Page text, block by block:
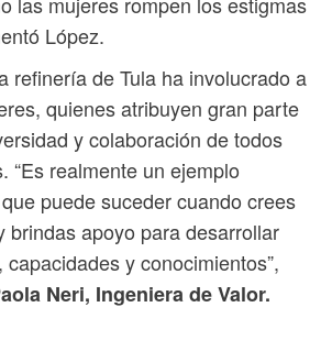
López.
refinería de Tula ha involucrado a
quienes atribuyen gran parte
y colaboración de todos
“Es realmente un ejemplo
puede suceder cuando crees
brindas apoyo para desarrollar
y conocimientos”,
Neri, Ingeniera de Valor.